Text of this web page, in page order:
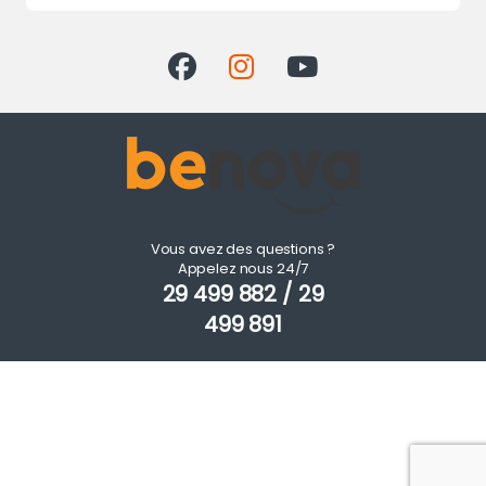
Vous avez des questions ?
Appelez nous 24/7
29 499 882 / 29
499 891